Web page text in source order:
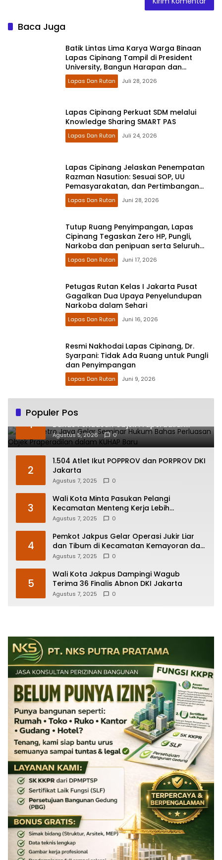
Baca Juga
Batik Lintas Lima Karya Warga Binaan
Lapas Cipinang Tampil di President
University, Bangun Harapan dan
Kesempatan Kedua
Lapas Dan Rutan Juli 28, 2026
Lapas Cipinang Perkuat SDM melalui
Knowledge Sharing SMART PAS
Lapas Dan Rutan Juli 24, 2026
Lapas Cipinang Jelaskan Penempatan
Razman Nasution: Sesuai SOP, UU
Pemasyarakatan, dan Pertimbangan
Kesehatan
Lapas Dan Rutan Juni 28, 2026
Tutup Ruang Penyimpangan, Lapas
Cipinang Tegaskan Zero HP, Pungli,
Narkoba dan penipuan serta Seluruh
Layanan Integrasi Bebas Biaya
Lapas Dan Rutan Juni 17, 2026
Petugas Rutan Kelas I Jakarta Pusat
Gagalkan Dua Upaya Penyelundupan
Narkoba dalam Sehari
Lapas Dan Rutan Juni 16, 2026
Resmi Nakhodai Lapas Cipinang, Dr.
Syarpani: Tidak Ada Ruang untuk Pungli
dan Penyimpangan
Lapas Dan Rutan Juni 9, 2026
Populer Pos
1
Polda Metro Jaya Gelar Seminar Hukum
Bahas Perluasan Objek Praperadilan
dalam KUHAP Baru
Agustus 5, 2026 0
2
1.504 Atlet Ikut POPPROV dan PORPROV DKI
Jakarta
Agustus 7, 2025 0
3
Wali Kota Minta Pasukan Pelangi
Kecamatan Menteng Kerja Lebih
Responsif
Agustus 7, 2025 0
4
Pemkot Jakpus Gelar Operasi Jukir Liar
dan Tibum di Kecamatan Kemayoran dan
Johar Baru
Agustus 7, 2025 0
5
Wali Kota Jakpus Dampingi Wagub
Terima 36 Finalis Abnon DKI Jakarta
Agustus 7, 2025 0